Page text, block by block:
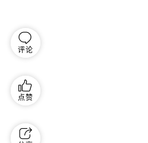
评论
点赞